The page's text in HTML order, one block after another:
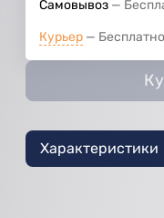
Самовывоз
Курьер Бесплатно
Характеристики